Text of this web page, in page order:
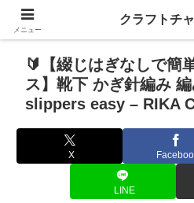
🔰【綴じはぎなしで簡
ス】靴下 かぎ針編み
slippers easy – RIKA
X
LINE
メニュー
クラフトチ